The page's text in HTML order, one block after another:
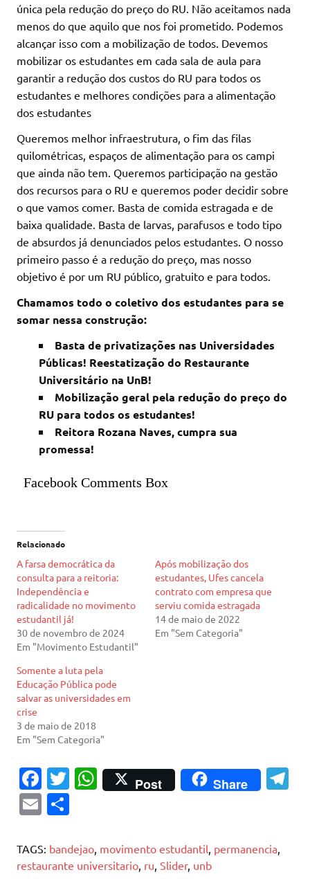
única pela redução do preço do RU. Não aceitamos nada
menos do que aquilo que nos foi prometido. Podemos
alcançar isso com a mobilização de todos. Devemos
mobilizar os estudantes em cada sala de aula para
garantir a redução dos custos do RU para todos os
estudantes e melhores condições para a alimentação
dos estudantes
Queremos melhor infraestrutura, o fim das filas
quilométricas, espaços de alimentação para os campi
que ainda não tem. Queremos participação na gestão
dos recursos para o RU e queremos poder decidir sobre
o que vamos comer. Basta de comida estragada e de
baixa qualidade. Basta de larvas, parafusos e todo tipo
de absurdos já denunciados pelos estudantes. O nosso
primeiro passo é a redução do preço, mas nosso
objetivo é por um RU público, gratuito e para todos.
Chamamos todo o coletivo dos estudantes para se
somar nessa construção:
Basta de privatizações nas Universidades
Públicas! Reestatização do Restaurante
Universitário na UnB!
Mobilização geral pela redução do preço do
RU para todos os estudantes!
Reitora Rozana Naves, cumpra sua
promessa!
Facebook Comments Box
Relacionado
A farsa democrática da
consulta para a reitoria:
Independência e
radicalidade no movimento
estudantil já!
30 de novembro de 2024
Em "Movimento Estudantil"
Após mobilização dos
estudantes, Ufes cancela
contrato com empresa que
serviu comida estragada
14 de maio de 2022
Em "Sem Categoria"
Somente a luta pela
Educação Pública pode
salvar as universidades em
crise
3 de maio de 2018
Em "Sem Categoria"
Fa
c
e
b
o
T
te
r
W
h
s
A
Post Share
E
ai
l
ar
e
TAGS: bandejao movimento estudantil permanencia
restaurante universitario ru Slider, unb